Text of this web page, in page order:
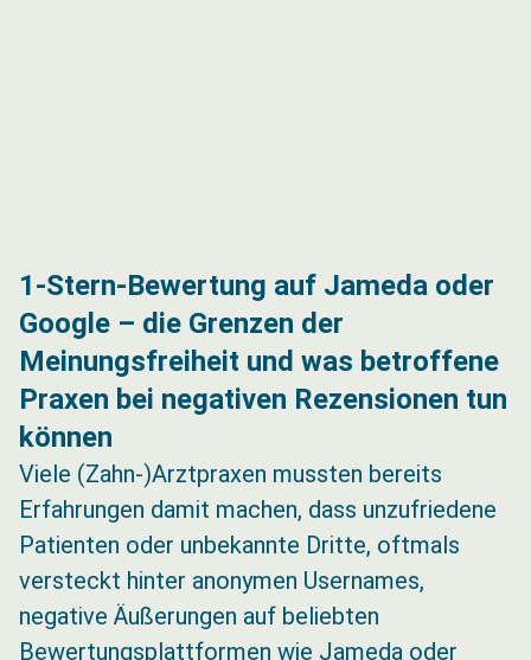
1-Stern-Bewertung auf Jameda oder
Google – die Grenzen der
Meinungsfreiheit und was betroffene
Praxen bei negativen Rezensionen tun
können
Viele (Zahn-)Arztpraxen mussten bereits
Erfahrungen damit machen, dass unzufriedene
Patienten oder unbekannte Dritte, oftmals
versteckt hinter anonymen Usernames,
negative Äußerungen auf beliebten
Bewertungsplattformen wie Jameda oder